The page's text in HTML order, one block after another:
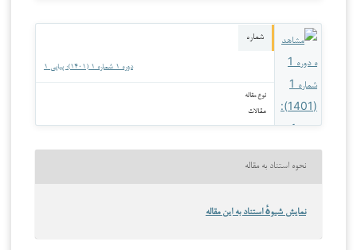
شماره
دوره ۱ شماره ۱ (۱۴۰۱): پیاپی ۱
نوع مقاله
مقالات
نحوه استناد به مقاله
نمایش شیوهٔ استناد به این مقاله